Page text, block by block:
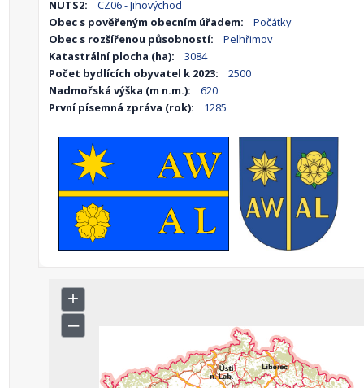
NUTS2:
CZ06 - Jihovýchod
Obec s pověřeným obecním úřadem:
Počátky
Obec s rozšířenou působností:
Pelhřimov
Katastrální plocha (ha):
3084
Počet bydlících obyvatel k 2023:
2500
Nadmořská výška (m n.m.):
620
První písemná zpráva (rok):
1285